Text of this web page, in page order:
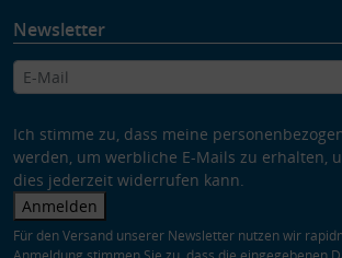
Newsletter
Ich stimme zu, dass meine
werden, um werbliche E-Mails zu erhalten,
dies jederzeit widerrufen kann.
Anmelden
Für den Versand unserer Newsletter nutzen wir